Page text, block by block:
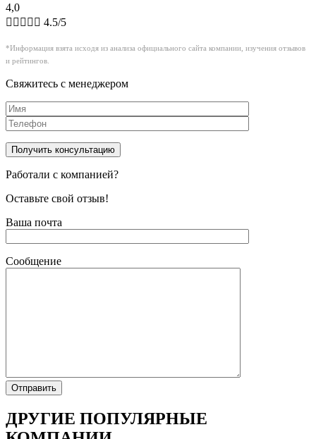
4,0
     4.5/5
*Информация взята исходя из анализа официального сайта компании, изучения отзывов
и рейтингов.
Свяжитесь с менеджером
Работали с компанией?
Оставьте свой отзыв!
Ваша почта
Сообщение
ДРУГИЕ ПОПУЛЯРНЫЕ